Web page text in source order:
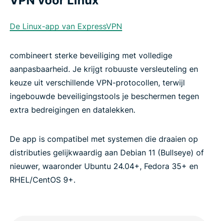
De Linux-app van ExpressVPN
combineert sterke beveiliging met volledige
aanpasbaarheid. Je krijgt robuuste versleuteling en
keuze uit verschillende VPN-protocollen, terwijl
ingebouwde beveiligingstools je beschermen tegen
extra bedreigingen en datalekken.
De app is compatibel met systemen die draaien op
distributies gelijkwaardig aan Debian 11 (Bullseye) of
nieuwer, waaronder Ubuntu 24.04+, Fedora 35+ en
RHEL/CentOS 9+.